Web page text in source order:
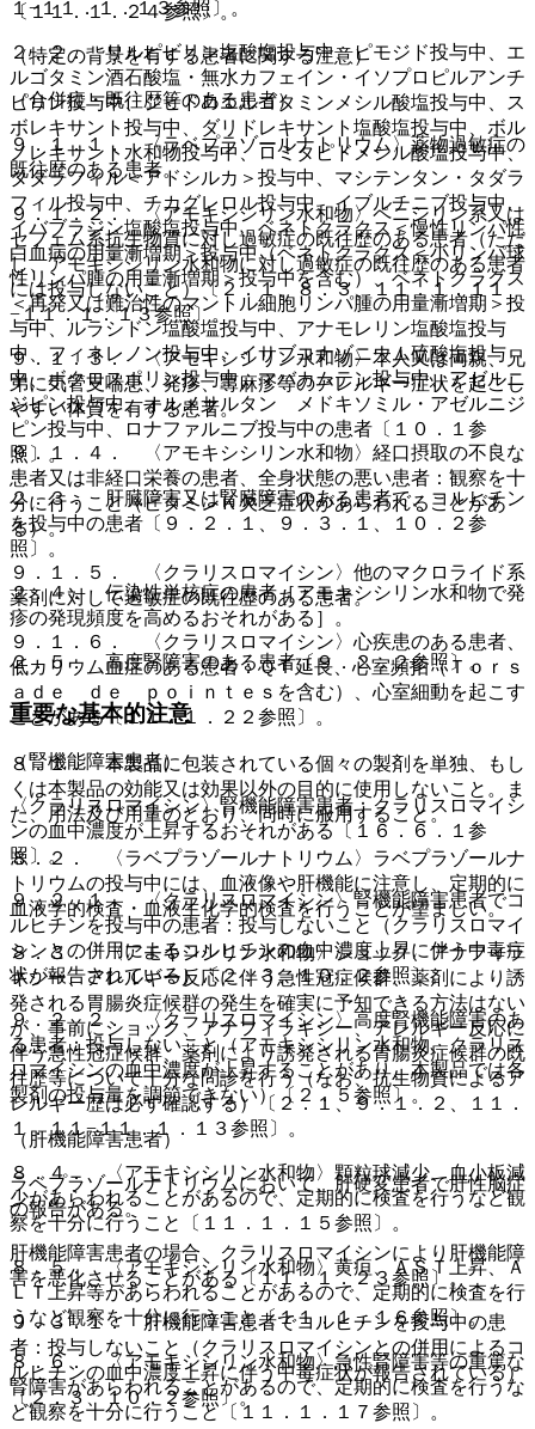
〔１１．１．２４参照〕。
（特定の背景を有する患者に関する注意）
（合併症・既往歴等のある患者）
９．１．１． 〈ラベプラゾールナトリウム〉薬物過敏症の
既往歴のある患者。
９．１．２． 〈アモキシシリン水和物〉ペニシリン系又は
セフェム系抗生物質に対し過敏症の既往歴のある患者（ただ
し、アモキシシリン水和物に対し過敏症の既往歴のある患者
には投与しないこと）〔２．１、８．３、１１．１．１１
−１１．１．１３参照〕。
９．１．３． 〈アモキシシリン水和物〉本人又は両親、兄
弟に気管支喘息、発疹、蕁麻疹等のアレルギー症状を起こし
やすい体質を有する患者。
９．１．４． 〈アモキシシリン水和物〉経口摂取の不良な
患者又は非経口栄養の患者、全身状態の悪い患者：観察を十
分に行うこと（ビタミンＫ欠乏症状があらわれることがあ
る）。
９．１．５． 〈クラリスロマイシン〉他のマクロライド系
薬剤に対して過敏症の既往歴のある患者。
９．１．６． 〈クラリスロマイシン〉心疾患のある患者、
低カリウム血症のある患者：ＱＴ延長、心室頻拍（Ｔｏｒｓ
ａｄｅ ｄｅ ｐｏｉｎｔｅｓを含む）、心室細動を起こす
ことがある〔１１．１．２２参照〕。
（腎機能障害患者）
〈クラリスロマイシン〉腎機能障害患者：クラリスロマイシ
ンの血中濃度が上昇するおそれがある〔１６．６．１参
照〕。
９．２．１． 〈クラリスロマイシン〉腎機能障害患者でコ
ルヒチンを投与中の患者：投与しないこと（クラリスロマイ
シンとの併用によるコルヒチンの血中濃度上昇に伴う中毒症
状が報告されている）〔２．３、１０．２参照〕。
９．２．２． 〈クラリスロマイシン〉高度腎機能障害のあ
る患者：投与しないこと（アモキシシリン水和物、クラリス
ロマイシンの血中濃度が上昇することがあり、本製品では各
製剤の投与量を調節できない）〔２．５参照〕。
（肝機能障害患者）
ラベプラゾールナトリウムにおいて、肝硬変患者で肝性脳症
の報告がある。
肝機能障害患者の場合、クラリスロマイシンにより肝機能障
害を悪化させることがある〔１１．１．２３参照〕。
９．３．１． 肝機能障害患者でコルヒチンを投与中の患
者：投与しないこと（クラリスロマイシンとの併用によるコ
ルヒチンの血中濃度上昇に伴う中毒症状が報告されている）
〔２．３、１０．２参照〕。
１−１１．１．１３参照〕。
２．２． リルピビリン塩酸塩投与中、ピモジド投与中、エ
ルゴタミン酒石酸塩・無水カフェイン・イソプロピルアンチ
ピリン投与中、ジヒドロエルゴタミンメシル酸塩投与中、ス
ボレキサント投与中、ダリドレキサント塩酸塩投与中、ボル
ノレキサント水和物投与中、ロミタピドメシル酸塩投与中、
タダラフィル＜アドシルカ＞投与中、マシテンタン・タダラ
フィル投与中、チカグレロル投与中、イブルチニブ投与中、
イバブラジン塩酸塩投与中、ベネトクラクス＜慢性リンパ性
白血病の用量漸増期＞投与中（ベネトクラクス＜小リンパ球
性リンパ腫の用量漸増期＞投与中を含む）、ベネトクラクス
＜再発又は難治性のマントル細胞リンパ腫の用量漸増期＞投
与中、ルラシドン塩酸塩投与中、アナモレリン塩酸塩投与
中、フィネレノン投与中、イサブコナゾニウム硫酸塩投与
中、ボクロスポリン投与中、マバカムテン投与中、アゼルニ
ジピン投与中、オルメサルタン メドキソミル・アゼルニジ
ピン投与中、ロナファルニブ投与中の患者〔１０．１参
照〕。
２．３． 肝臓障害又は腎臓障害のある患者で、コルヒチン
を投与中の患者〔９．２．１、９．３．１、１０．２参
照〕。
２．４． 伝染性単核症の患者［アモキシシリン水和物で発
疹の発現頻度を高めるおそれがある］。
２．５． 高度腎障害のある患者〔９．２．２参照〕。
重要な基本的注意
８．１． 本製品に包装されている個々の製剤を単独、もし
くは本製品の効能又は効果以外の目的に使用しないこと。ま
た、用法及び用量のとおり、同時に服用すること。
８．２． 〈ラベプラゾールナトリウム〉ラベプラゾールナ
トリウムの投与中には、血液像や肝機能に注意し、定期的に
血液学的検査・血液生化学的検査を行うことが望ましい。
８．３． 〈アモキシシリン水和物〉ショック、アナフィラ
キシー、アレルギー反応に伴う急性冠症候群、薬剤により誘
発される胃腸炎症候群の発生を確実に予知できる方法はない
が、事前にショック、アナフィラキシー、アレルギー反応に
伴う急性冠症候群、薬剤により誘発される胃腸炎症候群の既
往歴等について十分な問診を行う（なお、抗生物質によるア
レルギー歴は必ず確認する）〔２．１、９．１．２、１１．
１．１１−１１．１．１３参照〕。
８．４． 〈アモキシシリン水和物〉顆粒球減少、血小板減
少があらわれることがあるので、定期的に検査を行うなど観
察を十分に行うこと〔１１．１．１５参照〕。
８．５． 〈アモキシシリン水和物〉黄疸、ＡＳＴ上昇、Ａ
ＬＴ上昇等があらわれることがあるので、定期的に検査を行
うなど観察を十分に行うこと〔１１．１．１６参照〕。
８．６． 〈アモキシシリン水和物〉急性腎障害等の重篤な
腎障害があらわれることがあるので、定期的に検査を行うな
ど観察を十分に行うこと〔１１．１．１７参照〕。